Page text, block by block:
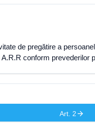
de pregătire a
conform prevederilor
Art. 2